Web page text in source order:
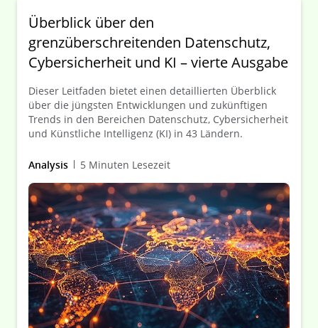
Überblick über den
grenzüberschreitenden Datenschutz,
Cybersicherheit und KI – vierte Ausgabe
Dieser Leitfaden bietet einen detaillierten Überblick
über die jüngsten Entwicklungen und zukünftigen
Trends in den Bereichen Datenschutz, Cybersicherheit
und Künstliche Intelligenz (KI) in 43 Ländern.
Analysis 5 Minuten Lesezeit